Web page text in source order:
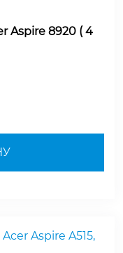
Aspire 8920 ( 4